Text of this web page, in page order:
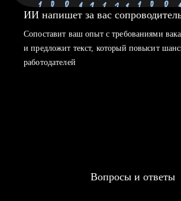
ИИ напишет за вас
Сопоставит ваш опыт с требованиями
и предложит текст, который повысит
работодателей
Вопросы и ответы